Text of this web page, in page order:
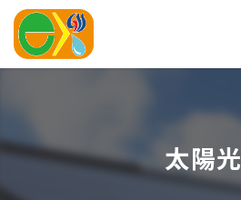
太陽光